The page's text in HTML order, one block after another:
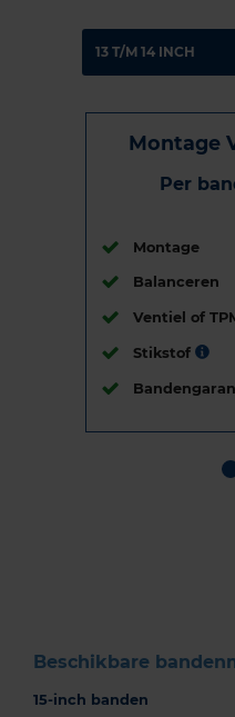
Montage
Per
Montage
Balanceren
Ventiel of
Stikstof
Beschikbare
15-inch banden